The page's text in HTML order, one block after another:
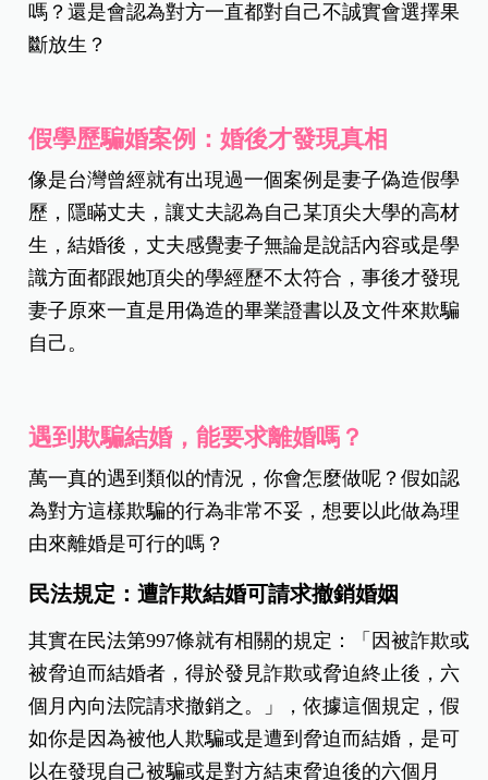
嗎？還是會認為對方一直都對自己不誠實會選擇果
斷放生？
假學歷騙婚案例：婚後才發現真相
像是台灣曾經就有出現過一個案例是妻子偽造假學
歷，隱瞞丈夫，讓丈夫認為自己某頂尖大學的高材
生，結婚後，丈夫感覺妻子無論是說話內容或是學
識方面都跟她頂尖的學經歷不太符合，事後才發現
妻子原來一直是用偽造的畢業證書以及文件來欺騙
自己。
遇到欺騙結婚，能要求離婚嗎？
萬一真的遇到類似的情況，你會怎麼做呢？假如認
為對方這樣欺騙的行為非常不妥，想要以此做為理
由來離婚是可行的嗎？
民法規定：遭詐欺結婚可請求撤銷婚姻
其實在民法第997條就有相關的規定：「因被詐欺或
被脅迫而結婚者，得於發見詐欺或脅迫終止後，六
個月內向法院請求撤銷之。」，依據這個規定，假
如你是因為被他人欺騙或是遭到脅迫而結婚，是可
以在發現自己被騙或是對方結束脅迫後的六個月